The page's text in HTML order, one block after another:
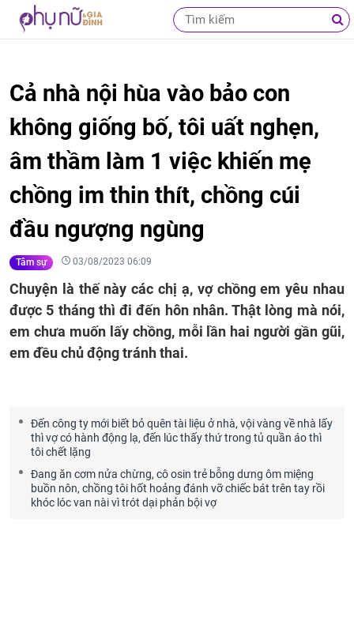
Cả nhà nội hùa vào bảo con
không giống bố, tôi uất nghẹn,
âm thầm làm 1 việc khiến mẹ
chồng im thin thít, chồng cúi
đầu ngượng ngùng
Tâm sự 03/08/2023 06:09
Chuyện là thế này các chị ạ, vợ chồng em yêu nhau
được 5 tháng thì đi đến hôn nhân. Thật lòng mà nói,
em chưa muốn lấy chồng, mỗi lần hai người gần gũi,
em đều chủ động tránh thai.
Đến công ty mới biết bỏ quên tài liệu ở nhà, vội vàng về nhà lấy
thì vợ có hành động lạ, đến lúc thấy thứ trong tủ quần áo thì
tôi chết lặng
Đang ăn cơm nửa chừng, cô osin trẻ bỗng dưng ôm miệng
buồn nôn, chồng tôi hốt hoảng đánh vỡ chiếc bát trên tay rồi
khóc lóc van nài vì trót dại phản bội vợ